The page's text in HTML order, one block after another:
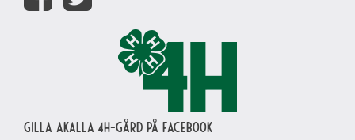
Gilla Akalla 4H-gård på Facebook